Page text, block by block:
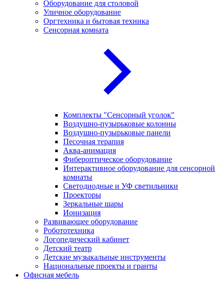
Оборудование для столовой
Уличное оборудование
Оргтехника и бытовая техника
Сенсорная комната
Комплекты "Сенсорный уголок"
Воздушно-пузырьковые колонны
Воздушно-пузырьковые панели
Песочная терапия
Аква-анимация
Фибероптическое оборудование
Интерактивное оборудование для сенсорной
комнаты
Светодиодные и УФ светильники
Проекторы
Зеркальные шары
Ионизация
Развивающее оборудование
Робототехника
Логопедический кабинет
Детский театр
Детские музыкальные инструменты
Национальные проекты и гранты
Офисная мебель